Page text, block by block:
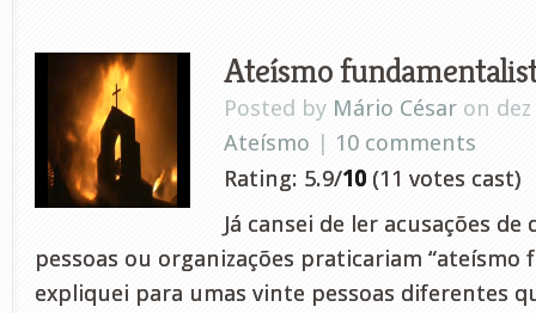
Ateísmo
Posted by Mário César on
Ateísmo | 10 comments
Rating: 5.9/10 (11 votes cast)
Já cansei de ler acusações
pessoas ou organizações praticariam “ateísmo
expliquei para umas vinte pessoas diferentes